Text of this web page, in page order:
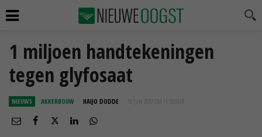
1 miljoen handtekeningen
tegen glyfosaat
NIEUWS AKKERBOUW HAIJO DODDE 16 JUN 2017 OM 11:50